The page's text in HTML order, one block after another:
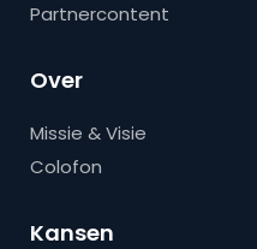
Partnercontent
Over
Missie & Visie
Colofon
Kansen